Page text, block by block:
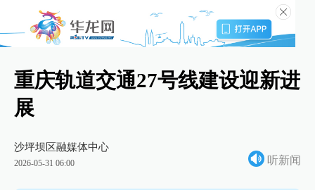
重庆轨道交通27号线建设迎新进
展
沙坪坝区融媒体中心
2026-05-31 06:00 听新闻